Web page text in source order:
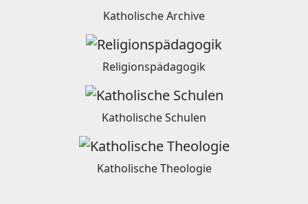
Katholische Archive
Religionspädagogik
Katholische Schulen
Katholische Theologie